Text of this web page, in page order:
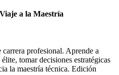
a la Maestría
profesional. Aprende a
tomar decisiones estratégicas
la maestría técnica. Edición